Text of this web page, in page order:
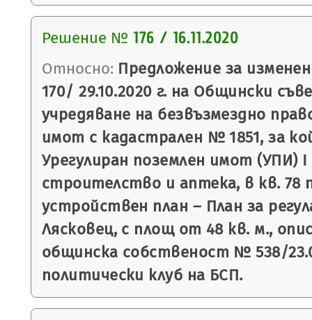
Решение № 176 / 16.11.2020
Относно: Предложение за
170/ 29.10.2020 г. на Общински
учредяване на безвъзмездно
имот с кадастрален № 1851, за
Урегулиран поземлен имот (УПИ)
строителство и аптека, в кв. 78
устройствен план – План за
Лясковец, с площ от 48 кв. м.,
общинска собственост № 538/
политически клуб на БСП.